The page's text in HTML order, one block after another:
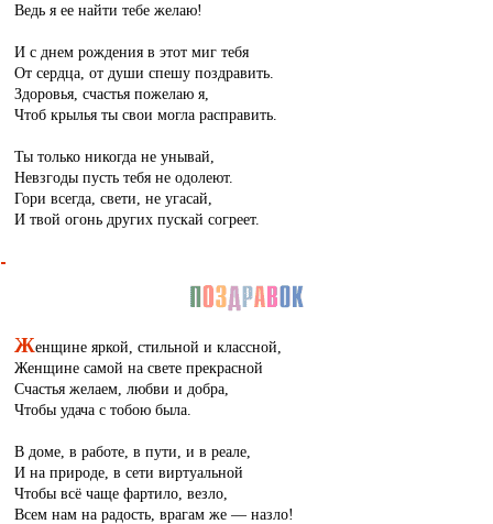
Ведь я ее найти тебе желаю!
И с днем рождения в этот миг тебя
От сердца, от души спешу поздравить.
Здоровья, счастья пожелаю я,
Чтоб крылья ты свои могла расправить.
Ты только никогда не унывай,
Невзгоды пусть тебя не одолеют.
Гори всегда, свети, не угасай,
И твой огонь других пускай согреет.
Женщине яркой, стильной и классной,
Женщине самой на свете прекрасной
Счастья желаем, любви и добра,
Чтобы удача с тобою была.
В доме, в работе, в пути, и в реале,
И на природе, в сети виртуальной
Чтобы всё чаще фартило, везло,
Всем нам на радость, врагам же — назло!